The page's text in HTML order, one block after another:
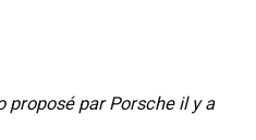
proposé par Porsche il y a